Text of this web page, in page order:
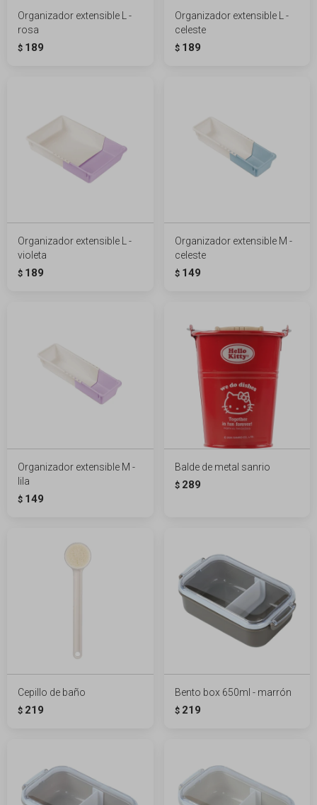
Organizador extensible L -
rosa
$ 189
Organizador extensible L -
celeste
$ 189
Organizador extensible L -
violeta
$ 189
Organizador extensible M -
celeste
$ 149
Organizador extensible M -
lila
$ 149
Balde de metal sanrio
$ 289
Cepillo de baño
$ 219
Bento box 650ml - marrón
$ 219